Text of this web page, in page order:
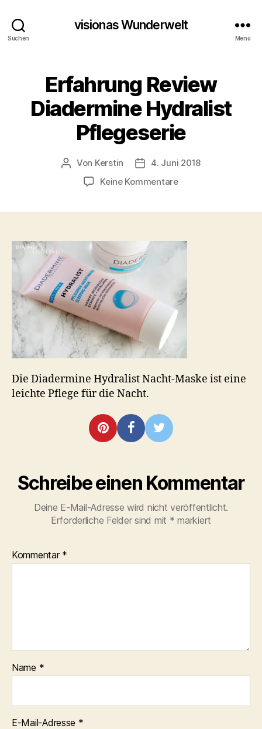
Suchen
visionas Wunderwelt
Menü
Erfahrung Review
Diadermine Hydralist
Pflegeserie
Beitragsautor
Von Kerstin Beitragsdatum
4. Juni 2018
Keine Kommentarezu
Pflegeserie
Die Diadermine Hydralist Nacht-Maske ist eine
leichte Pflege für die Nacht.
Schreibe einen Kommentar
Deine E-Mail-Adresse wird nicht veröffentlicht.
Erforderliche Felder sind mit * markiert
Kommentar *
Name *
E-Mail-Adresse *